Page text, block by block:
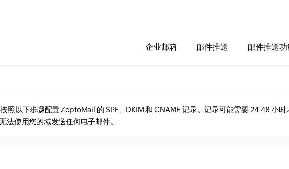
企业邮箱 邮件推送 邮件推送功
照以下步骤配置 ZeptoMail 的 SPF、DKIM 和 CNAME 记录。记录可能需要 24-48 小
法使用您的域发送任何电子邮件。